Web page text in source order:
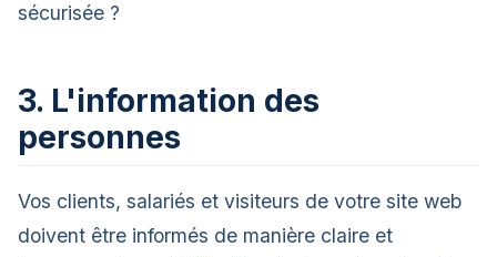
sécurisée ?
3. L'information des
personnes
Vos clients, salariés et visiteurs de votre site web
doivent être informés de manière claire et